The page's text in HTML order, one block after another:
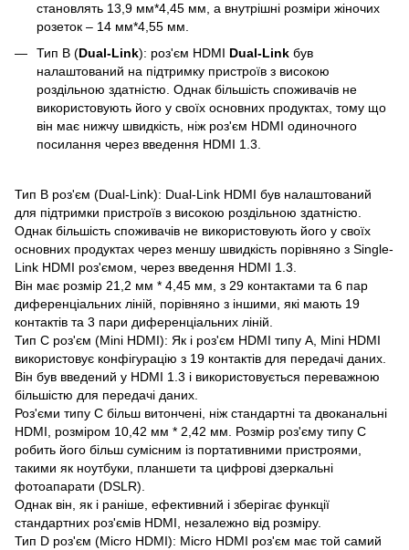
становлять 13,9 мм*4,45 мм, а внутрішні розміри жіночих
розеток – 14 мм*4,55 мм.
Тип B (Dual-Link): роз'єм HDMI Dual-Link був
налаштований на підтримку пристроїв з високою
роздільною здатністю. Однак більшість споживачів не
використовують його у своїх основних продуктах, тому що
він має нижчу швидкість, ніж роз'єм HDMI одиночного
посилання через введення HDMI 1.3.
Тип B роз'єм (Dual-Link): Dual-Link HDMI був налаштований
для підтримки пристроїв з високою роздільною здатністю.
Однак більшість споживачів не використовують його у своїх
основних продуктах через меншу швидкість порівняно з Single-
Link HDMI роз'ємом, через введення HDMI 1.3.
Він має розмір 21,2 мм * 4,45 мм, з 29 контактами та 6 пар
диференціальних ліній, порівняно з іншими, які мають 19
контактів та 3 пари диференціальних ліній.
Тип С роз'єм (Mini HDMI): Як і роз'єм HDMI типу A, Mini HDMI
використовує конфігурацію з 19 контактів для передачі даних.
Він був введений у HDMI 1.3 і використовується переважною
більшістю для передачі даних.
Роз'єми типу C більш витончені, ніж стандартні та двоканальні
HDMI, розміром 10,42 мм * 2,42 мм. Розмір роз'єму типу C
робить його більш сумісним із портативними пристроями,
такими як ноутбуки, планшети та цифрові дзеркальні
фотоапарати (DSLR).
Однак він, як і раніше, ефективний і зберігає функції
стандартних роз'ємів HDMI, незалежно від розміру.
Тип D роз'єм (Micro HDMI): Micro HDMI роз'єм має той самий